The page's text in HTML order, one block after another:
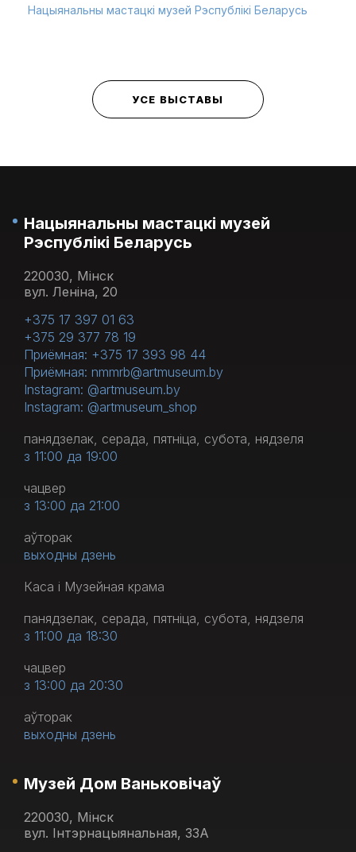
Нацыянальны мастацкі музей Рэспублікі Беларусь
УСЕ ВЫСТАВЫ
Нацыянальны мастацкі музей
Рэспублікі Беларусь
220030, Мінск
вул. Леніна, 20
+375 17 397 01 63
+375 29 377 78 19
Приёмная: +375 17 393 98 44
Приёмная: nmmrb@artmuseum.by
Instagram: @artmuseum.by
Instagram: @artmuseum_shop
панядзелак, серада, пятніца, субота, нядзеля
з 11:00 да 19:00
чацвер
з 13:00 да 21:00
аўторак
выходны дзень
Каса і Музейная крама
панядзелак, серада, пятніца, субота, нядзеля
з 11:00 да 18:30
чацвер
з 13:00 да 20:30
аўторак
выходны дзень
Музей Дом Ваньковічаў
220030, Мінск
вул. Інтэрнацыянальная, 33А